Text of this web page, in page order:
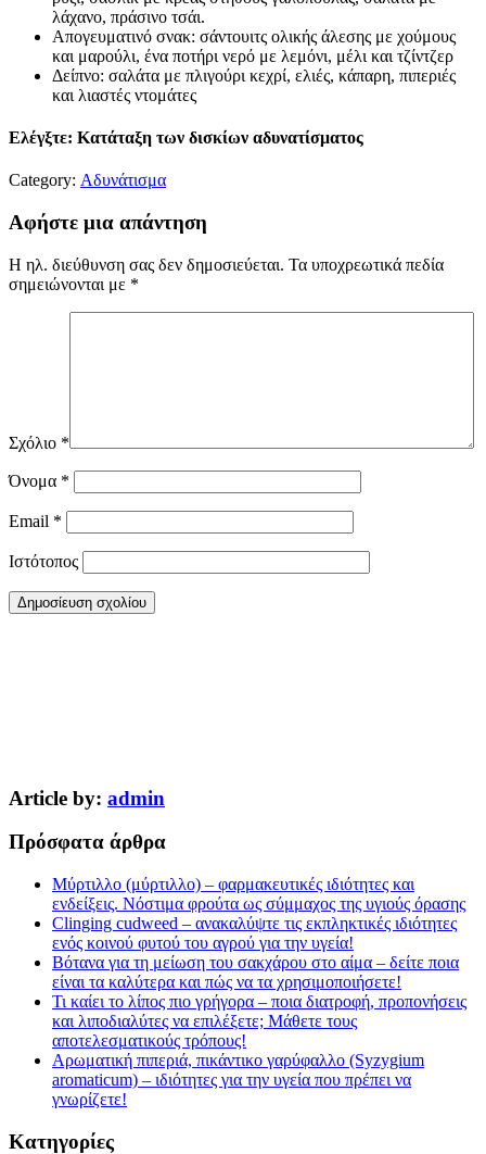
λάχανο, πράσινο τσάι.
Απογευματινό σνακ: σάντουιτς ολικής άλεσης με χούμους
και μαρούλι, ένα ποτήρι νερό με λεμόνι, μέλι και τζίντζερ
Δείπνο: σαλάτα με πλιγούρι κεχρί, ελιές, κάπαρη, πιπεριές
και λιαστές ντομάτες
Ελέγξτε: Κατάταξη των δισκίων αδυνατίσματος
Category: Αδυνάτισμα
Αφήστε μια απάντηση
Η ηλ. διεύθυνση σας δεν δημοσιεύεται. Τα υποχρεωτικά πεδία
σημειώνονται με *
Σχόλιο *
Όνομα *
Email *
Ιστότοπος
Article by: admin
Πρόσφατα άρθρα
Μύρτιλλο (μύρτιλλο) – φαρμακευτικές ιδιότητες και
ενδείξεις. Νόστιμα φρούτα ως σύμμαχος της υγιούς όρασης
Clinging cudweed – ανακαλύψτε τις εκπληκτικές ιδιότητες
ενός κοινού φυτού του αγρού για την υγεία!
Βότανα για τη μείωση του σακχάρου στο αίμα – δείτε ποια
είναι τα καλύτερα και πώς να τα χρησιμοποιήσετε!
Τι καίει το λίπος πιο γρήγορα – ποια διατροφή, προπονήσεις
και λιποδιαλύτες να επιλέξετε; Μάθετε τους
αποτελεσματικούς τρόπους!
Αρωματική πιπεριά, πικάντικο γαρύφαλλο (Syzygium
aromaticum) – ιδιότητες για την υγεία που πρέπει να
γνωρίζετε!
Kατηγορίες